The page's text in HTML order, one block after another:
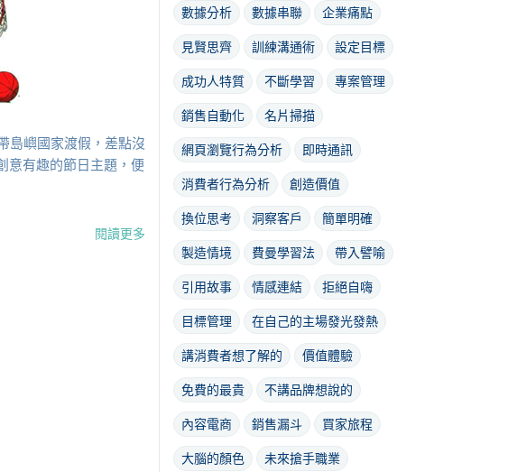
島嶼國家渡假，差點沒
意有趣的節日主題，便
閱讀更多
數據分析
數據串聯
企業痛點
見賢思齊
訓練溝通術
設定目標
成功人特質
不斷學習
專案管理
銷售自動化
名片掃描
網頁瀏覽行為分析
即時通訊
消費者行為分析
創造價值
換位思考
洞察客戶
簡單明確
製造情境
費曼學習法
帶入譬喻
引用故事
情感連結
拒絕自嗨
目標管理
在自己的主場發光發熱
講消費者想了解的
價值體驗
免費的最貴
不講品牌想說的
內容電商
銷售漏斗
買家旅程
大腦的顏色
未來搶手職業